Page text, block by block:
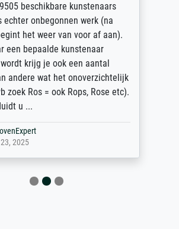
beschikbare kunstenaars
echter onbegonnen werk (na
het weer van voor af aan).
een bepaalde kunstenaar
krijg je ook een aantal
andere wat het onoverzichtelijk
zoek Ros = ook Rops, Rose etc).
u ...
2025